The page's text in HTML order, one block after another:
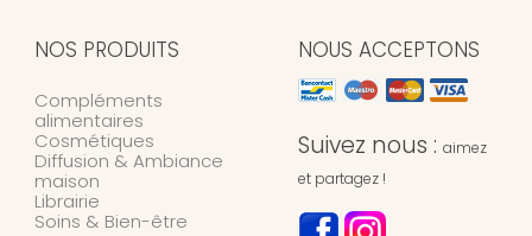
NOS PRODUITS
Compléments
alimentaires
Cosmétiques
Diffusion & Ambiance
maison
Librairie
Soins & Bien-être
NOUS ACCEPTONS
Suivez nous : aimez
et partagez !